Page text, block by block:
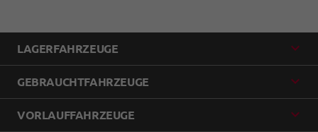
LAGERFAHRZEUGE
GEBRAUCHTFAHRZEUGE
VORLAUFFAHRZEUGE